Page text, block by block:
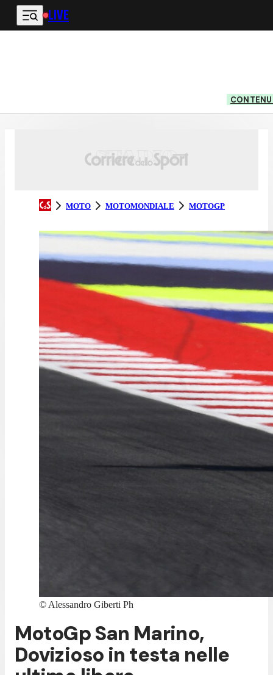
Vai al contenuto principale
LIVE
MOTO MOTOMONDIALE MOTOGP
© Alessandro Giberti Ph
MotoGp San Marino,
Dovizioso in testa nelle